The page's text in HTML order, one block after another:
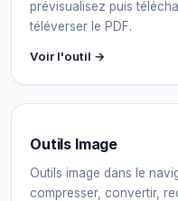
prévisualisez puis
téléverser le PDF.
Voir l'outil →
Outils Image
Outils image dans le
compresser, convertir,